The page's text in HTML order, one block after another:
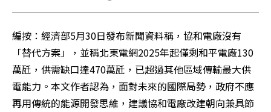
編按：經濟部5月30日發布新聞資料稱，協和電廠沒有
「替代方案」，並稱北東電網2025年起僅剩和平電廠130
萬瓩，供需缺口達470萬瓩，已超過其他區域傳輸最大供
電能力。本文作者認為，面對未來的國際局勢，政府不應
再用傳統的能源開發思維，建議協和電廠改建朝向兼具節